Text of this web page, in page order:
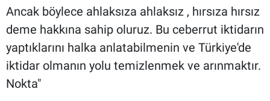
Ancak böylece ahlaksıza ahlaksız , hırsıza hırsız
deme hakkına sahip oluruz. Bu ceberrut iktidarın
yaptıklarını halka anlatabilmenin ve Türkiye'de
iktidar olmanın yolu temizlenmek ve arınmaktır.
Nokta"